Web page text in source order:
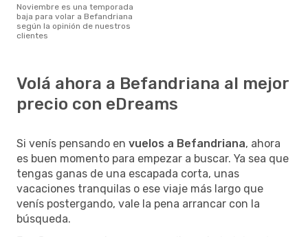
noviembre es una temporada
baja para volar a Befandriana
según la opinión de nuestros
clientes
Volá ahora a Befandriana al mejor
precio con eDreams
Si venís pensando en vuelos a Befandriana, ahora
es buen momento para empezar a buscar. Ya sea que
tengas ganas de una escapada corta, unas
vacaciones tranquilas o ese viaje más largo que
venís postergando, vale la pena arrancar con la
búsqueda.